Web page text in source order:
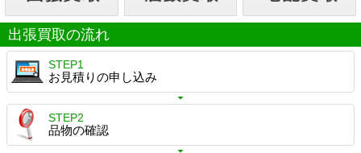
出張買取の流れ
STEP1
お見積りの申し込み
STEP2
品物の確認